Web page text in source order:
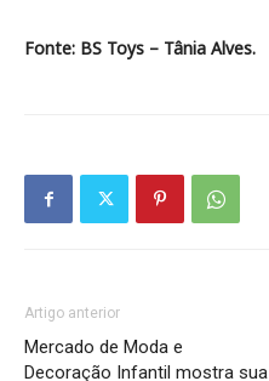
Fonte: BS Toys – Tânia Alves.
Artigo anterior
Mercado de Moda e
Decoração Infantil mostra sua